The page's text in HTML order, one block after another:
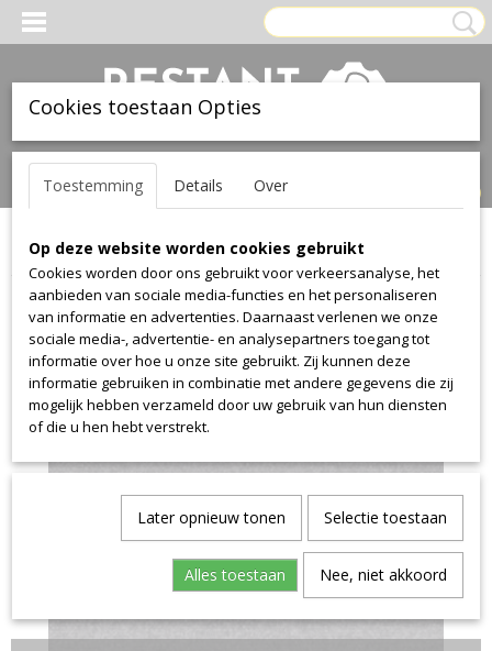
Inloggen Registreren
(0)
Home >Stof>Textaafoam>Jazz>Jazz 60
Cookies toestaan Opties
Toestemming Details Over
Op deze website worden cookies gebruikt
Cookies worden door ons gebruikt voor verkeersanalyse, het
aanbieden van sociale media-functies en het personaliseren
van informatie en advertenties. Daarnaast verlenen we onze
sociale media-, advertentie- en analysepartners toegang tot
informatie over hoe u onze site gebruikt. Zij kunnen deze
informatie gebruiken in combinatie met andere gegevens die zij
mogelijk hebben verzameld door uw gebruik van hun diensten
of die u hen hebt verstrekt.
Later opnieuw tonen Selectie toestaan
Alles toestaan Nee, niet akkoord